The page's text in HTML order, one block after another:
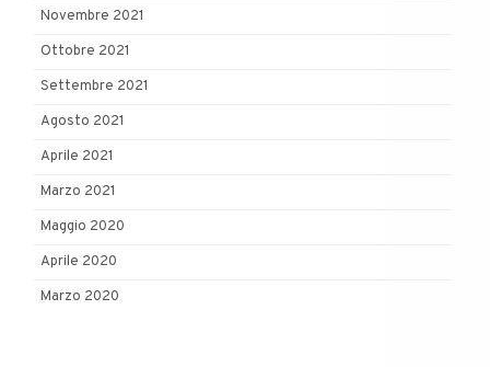
Novembre 2021
Ottobre 2021
Settembre 2021
Agosto 2021
Aprile 2021
Marzo 2021
Maggio 2020
Aprile 2020
Marzo 2020